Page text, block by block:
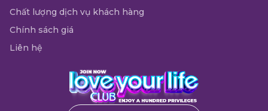
Chất lượng dịch vụ khách hàng
Chính sách giá
Liên hệ